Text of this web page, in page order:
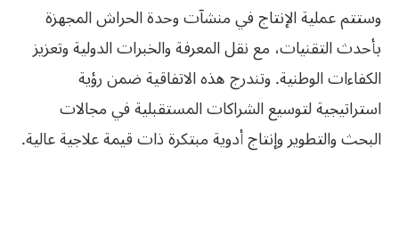
وستتم عملية الإنتاج في منشآت وحدة الحراش المجهزة
بأحدث التقنيات، مع نقل المعرفة والخبرات الدولية وتعزيز
الكفاءات الوطنية. وتندرج هذه الاتفاقية ضمن رؤية
استراتيجية لتوسيع الشراكات المستقبلية في مجالات
البحث والتطوير وإنتاج أدوية مبتكرة ذات قيمة علاجية عالية.